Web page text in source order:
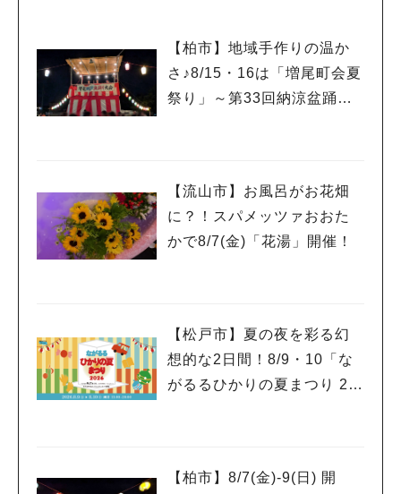
【柏市】地域手作りの温か
さ♪8/15・16は「増尾町会夏
祭り」～第33回納涼盆踊り
【流山市】お風呂がお花畑
に？！スパメッツァおおた
かで8/7(金)「花湯」開催！
【松戸市】夏の夜を彩る幻
想的な2日間！8/9・10「な
がるるひかりの夏まつり 20
【柏市】8/7(金)‐9(日) 開